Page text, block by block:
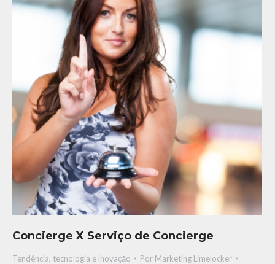
Concierge X Serviço de Concierge
Tendência, tecnologia e inovaçāo Por Marketing Limelocker